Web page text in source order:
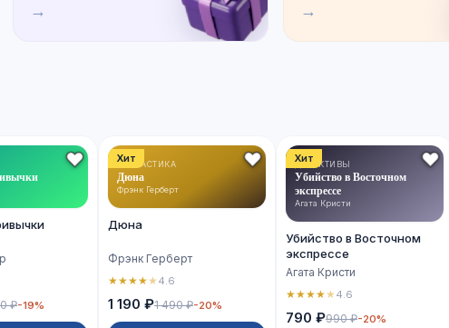
→ →
₽-19%
Хит
ФАНТАСТИКА
Дюна
Фрэнк Герберт
Дюна
Фрэнк Герберт
★★★★★4.6
1 190 ₽1 490 ₽-20%
Хит
ДЕТЕКТИВЫ
Убийство в Восточном
экспрессе
Агата Кристи
Убийство в Восточном
экспрессе
Агата Кристи
★★★★★4.6
790 ₽990 ₽-20%